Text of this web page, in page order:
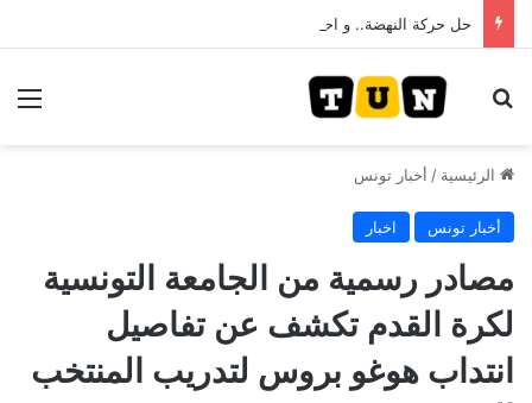
بحث عن
الرئيسية / أخبار تونس
أخبار تونس اخبار
مصادر رسمية من الجامعة التونسية
لكرة القدم تكشف عن تفاصيل
انتداب هوغو بروس لتدريب المنتخب